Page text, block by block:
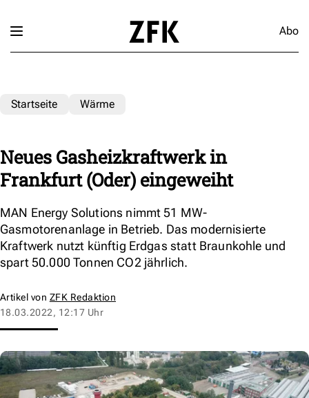
Abo
Startseite Wärme
Neues Gasheizkraftwerk in
Frankfurt (Oder) eingeweiht
MAN Energy Solutions nimmt 51 MW-
Gasmotorenanlage in Betrieb. Das modernisierte
Kraftwerk nutzt künftig Erdgas statt Braunkohle und
spart 50.000 Tonnen CO2 jährlich.
Artikel von ZFK Redaktion
18.03.2022, 12:17 Uhr